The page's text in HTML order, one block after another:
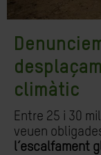
climàtic
Entre 25 i 30
veuen
l’escalfament